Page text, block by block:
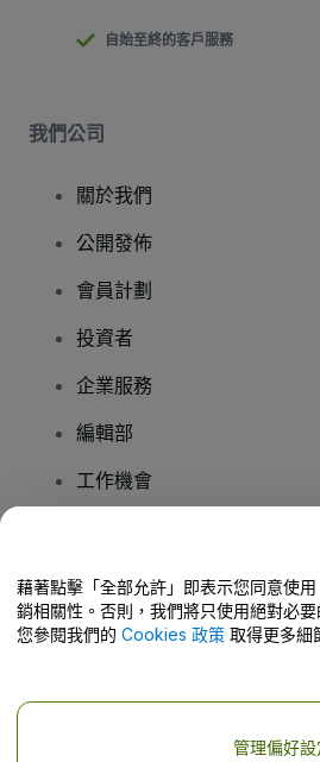
自始至終的客戶服務
我們公司
關於我們
公開發佈
會員計劃
投資者
企業服務
編輯部
工作機會
幫助中心 / 聯絡我們
藉著點擊「全部允許」即表示您同意使
銷相關性。否則，我們將只使用絕對必
您參閱我們的 Cookies 政策 取得更多細
管理偏好設